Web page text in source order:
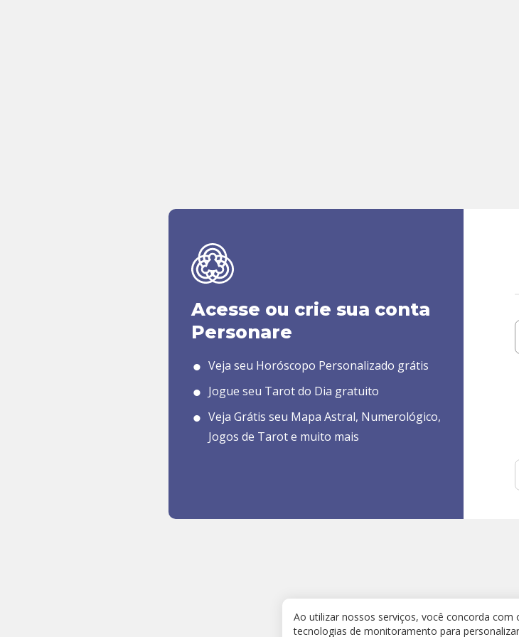
Acesse ou crie sua conta
Personare
Veja seu Horóscopo Personalizado grátis
Jogue seu Tarot do Dia gratuito
Veja Grátis seu Mapa Astral, Numerológico,
Jogos de Tarot e muito mais